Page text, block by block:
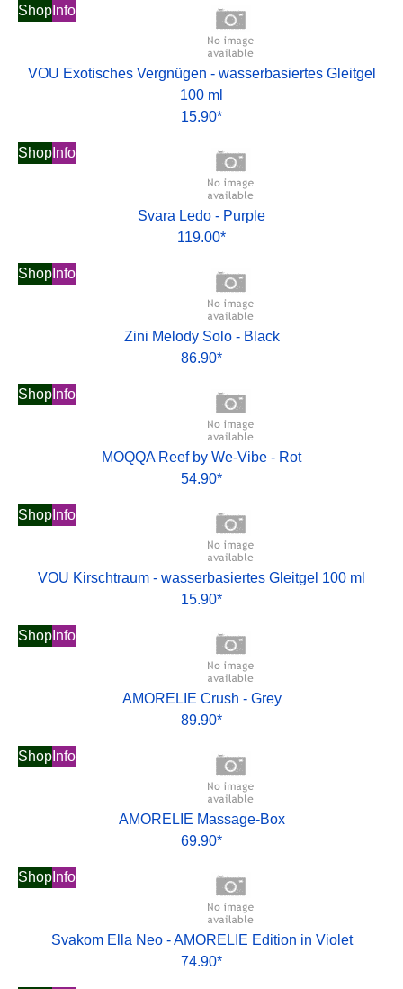
Shop Info
VOU Exotisches Vergnügen - wasserbasiertes Gleitgel
100 ml
15.90*
Shop Info
Svara Ledo - Purple
119.00*
Shop Info
Zini Melody Solo - Black
86.90*
Shop Info
MOQQA Reef by We-Vibe - Rot
54.90*
Shop Info
VOU Kirschtraum - wasserbasiertes Gleitgel 100 ml
15.90*
Shop Info
AMORELIE Crush - Grey
89.90*
Shop Info
AMORELIE Massage-Box
69.90*
Shop Info
Svakom Ella Neo - AMORELIE Edition in Violet
74.90*